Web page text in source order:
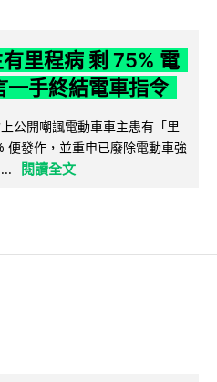
里程病 剩 75% 電
一手終結電車指令
公開嘲諷電動車車主患有「里
便發作，並重申已廢除電動車強
閱讀全文